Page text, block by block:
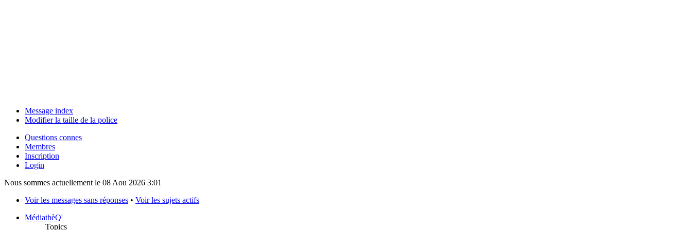
Message index
Modifier la taille de la police
Questions connes
Membres
Inscription
Login
Nous sommes actuellement le 08 Aou 2026 3:01
Voir les messages sans réponses • Voir les sujets actifs
MédiathèQ'
Topics